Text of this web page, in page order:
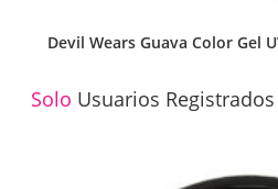
Devil Wears Guava Color Gel
Solo Usuarios Registrados